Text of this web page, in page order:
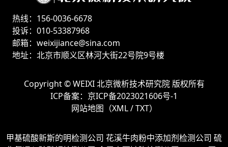
热线：156-0036-6678
投诉：010-53387968
邮箱：weixijiance@sina.com
地址：北京市顺义区林河大街22号院9号楼
Copyright ©WEIXI 北京微析技术研究院版权所有
ICP备案： 京ICP备2023021606号-1
网站地图（XML/TXT）
甲基硫酸新斯的明检测公司 花溪牛肉粉中添加剂检测公司 硫